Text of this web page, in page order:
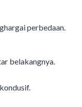
perbedaan.
belakangnya.